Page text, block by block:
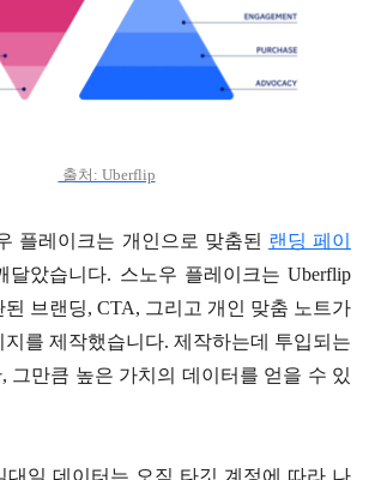
출처: Uberflip
플레이크는 개인으로 맞춤된 랜딩 페이
달았습니다. 스노우 플레이크는 Uberflip
브랜딩, CTA, 그리고 개인 맞춤 노트가
지를 제작했습니다. 제작하는데 투입되는
그만큼 높은 가치의 데이터를 얻을 수 있